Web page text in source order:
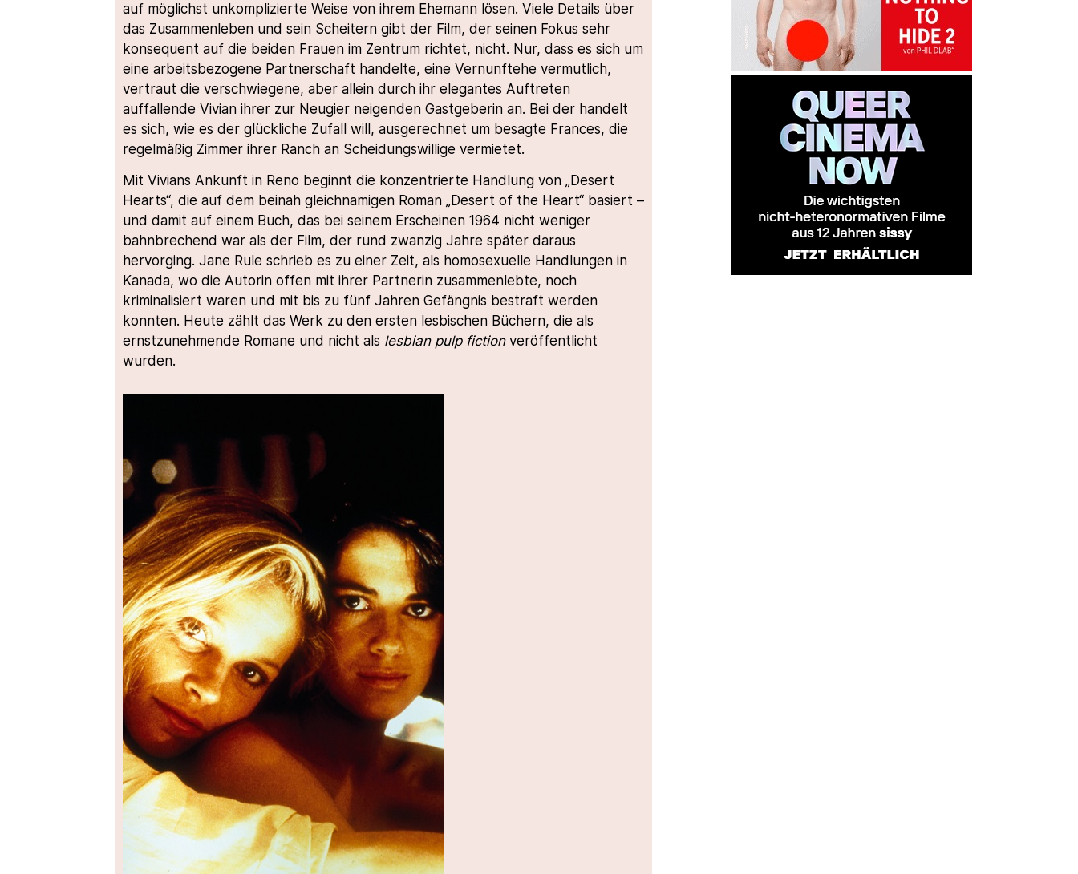
auf möglichst unkomplizierte Weise von ihrem Ehemann lösen. Viele Details über
das Zusammenleben und sein Scheitern gibt der Film, der seinen Fokus sehr
konsequent auf die beiden Frauen im Zentrum richtet, nicht. Nur, dass es sich um
eine arbeitsbezogene Partnerschaft handelte, eine Vernunftehe vermutlich,
vertraut die verschwiegene, aber allein durch ihr elegantes Auftreten
auffallende Vivian ihrer zur Neugier neigenden Gastgeberin an. Bei der handelt
es sich, wie es der glückliche Zufall will, ausgerechnet um besagte Frances, die
regelmäßig Zimmer ihrer Ranch an Scheidungswillige vermietet.
Mit Vivians Ankunft in Reno beginnt die konzentrierte Handlung von „Desert
Hearts“, die auf dem beinah gleichnamigen Roman „Desert of the Heart“ basiert –
und damit auf einem Buch, das bei seinem Erscheinen 1964 nicht weniger
bahnbrechend war als der Film, der rund zwanzig Jahre später daraus
hervorging. Jane Rule schrieb es zu einer Zeit, als homosexuelle Handlungen in
Kanada, wo die Autorin offen mit ihrer Partnerin zusammenlebte, noch
kriminalisiert waren und mit bis zu fünf Jahren Gefängnis bestraft werden
konnten. Heute zählt das Werk zu den ersten lesbischen Büchern, die als
ernstzunehmende Romane und nicht als lesbian pulp fiction veröffentlicht
wurden.